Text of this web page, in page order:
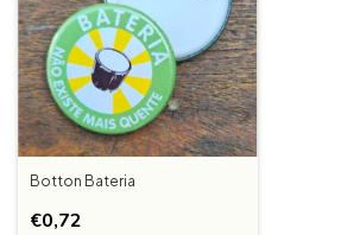
Botton Bateria
€0,72